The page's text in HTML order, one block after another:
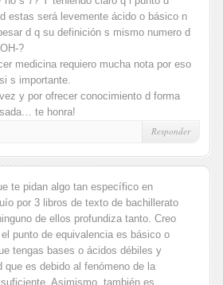
estas será levemente ácido o básico n
d q su definición s mismo numero d
?
medicina requiero mucha nota por eso
s importante.
y por ofrecer conocimiento d forma
te honra!
Responder
te pidan algo tan específico en
por 3 libros de texto de bachillerato
de ellos profundiza tanto. Creo
punto de equivalencia es básico o
tengas bases o ácidos débiles y
que es debido al fenómeno de la
Asimismo, también es